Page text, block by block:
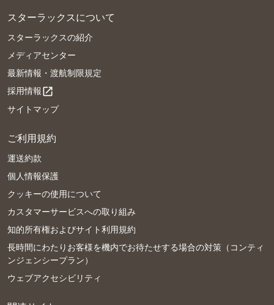
スターラックスについて
スターラックスの紹介
メディアセンター
最新情報・渡航制限規定
採用情報open_in_new
サイトマップ
ご利用規約
運送約款
個人情報保護
クッキーの使用について
カスタマーサービスへの取り組み
知的所有権およびサイト利用規約
長時間にわたりお客様を機内でお待たせする場合の対策（コンティ
ンジェンシープラン）
ウェブアクセシビリティ